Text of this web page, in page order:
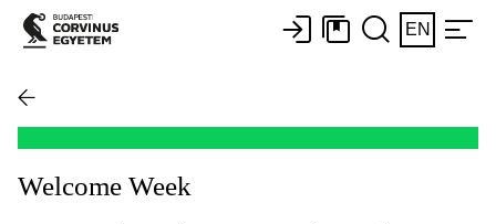
EN
Welcome Week